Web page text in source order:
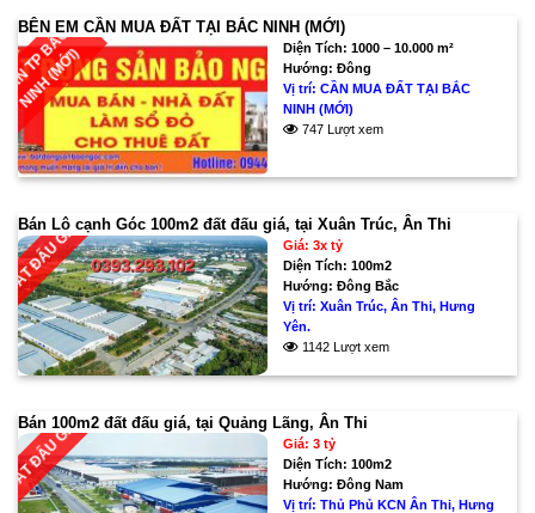
BÊN EM CẦN MUA ĐẤT TẠI BẮC NINH (MỚI)
Diện Tích:1000 – 10.000 m²
Hướng:Đông
Vị trí:CẦN MUA ĐẤT TẠI BẮC
NINH (MỚI)
747 Lượt xem
)
Bán Lô cạnh Góc 100m2 đất đấu giá, tại Xuân Trúc, Ân Thi
Giá: 3x tỷ
Diện Tích:100m2
Hướng:Đông Bắc
Vị trí:Xuân Trúc, Ân Thi, Hưng
Yên.
1142 Lượt xem
ĐẤT ĐẤU GÍA
Bán 100m2 đất đấu giá, tại Quảng Lãng, Ân Thi
Giá: 3 tỷ
Diện Tích:100m2
Hướng:Đông Nam
Vị trí:Thủ Phủ KCN Ân Thi, Hưng
ĐẤT ĐẤU GÍA